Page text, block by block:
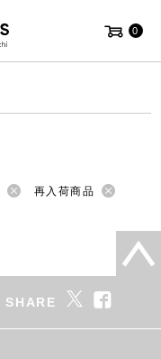
0
再入荷商品
SHARE